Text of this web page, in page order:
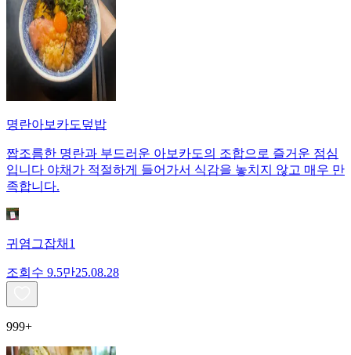
명란아보카도덮밥
짭조름한 명란과 부드러운 아보카도의 조합으로 즐거운 점심
입니다 야채가 적절하게 들어가서 식감을 놓치지 않고 매우 만
족합니다.
귀염그잡채1
조회수 9.5만25.08.28
999+